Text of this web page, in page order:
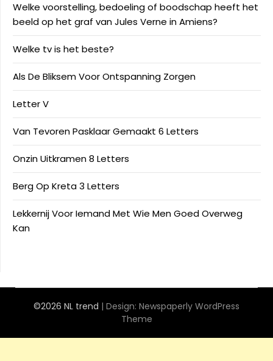
Welke voorstelling, bedoeling of boodschap heeft het
beeld op het graf van Jules Verne in Amiens?
Welke tv is het beste?
Als De Bliksem Voor Ontspanning Zorgen
Letter V
Van Tevoren Pasklaar Gemaakt 6 Letters
Onzin Uitkramen 8 Letters
Berg Op Kreta 3 Letters
Lekkernij Voor Iemand Met Wie Men Goed Overweg
Kan
©2026 NL trend | Design: Newspaperly WordPress
Theme